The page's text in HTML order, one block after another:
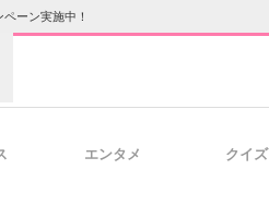
ーン実施中！
エンタメ クイズ